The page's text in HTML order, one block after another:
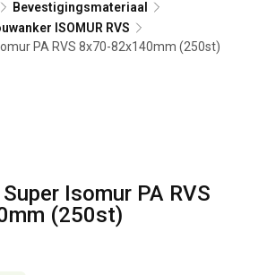
Bevestigingsmateriaal
ISOMUR RVS
PA RVS 8x70-82x140mm (250st)
Isomur PA RVS
(250st)